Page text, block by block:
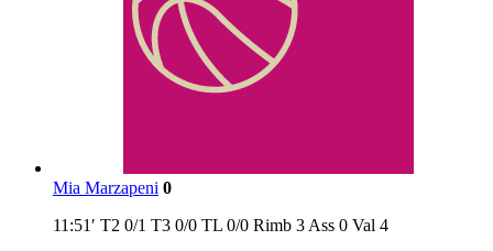
Mia Marzapeni 0
11:51′ T2 0/1 T3 0/0 TL 0/0 Rimb 3 Ass 0 Val 4